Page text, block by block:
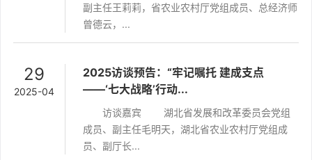
副主任王莉莉，省农业农村厅党组成员、总经济师
曾德云，...
2025访谈预告：“牢记嘱托 建成支点
——‘七大战略’行动...
访谈嘉宾 湖北省发展和改革委员会党组
成员、副主任毛明天，湖北省农业农村厅党组成
员、副厅长...
29
2025-04